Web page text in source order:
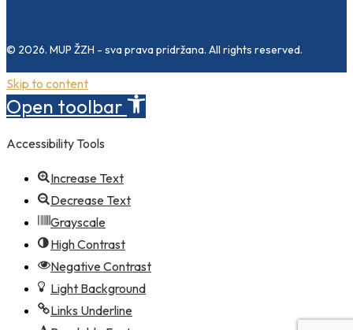
© 2026. MUP ŽZH - sva prava pridržana. All rights reserved.
Skip to content
Open toolbar
Accessibility Tools
Increase Text
Decrease Text
Grayscale
High Contrast
Negative Contrast
Light Background
Links Underline